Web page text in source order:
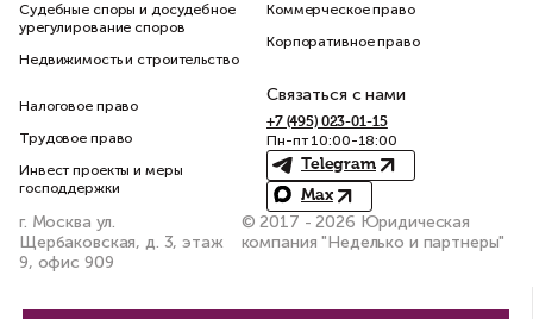
Судебные споры и досудебное
урегулирование споров
Недвижимость и строительство
Коммерческое право
Корпоративное право
Налоговое право
Трудовое право
Инвест проекты и меры
господдержки
Связаться с нами
+7 (495) 023-01-15
Пн-пт 10:00-18:00
Telegram
Max
г. Москва ул.
Щербаковская, д. 3, этаж
9, офис 909
© 2017 - 2026 Юридическая
компания "Неделько и партнеры"